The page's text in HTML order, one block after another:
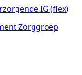
IG (flex)
Zorggroep